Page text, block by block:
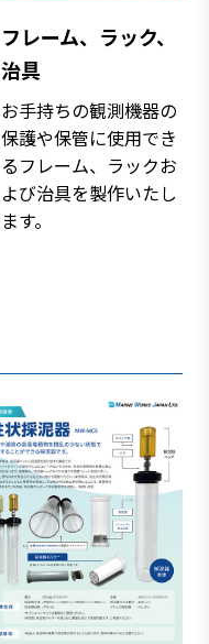
フレーム、ラック、
治具
お手持ちの観測機器の
保護や保管に使用でき
るフレーム、ラックお
よび治具を製作いたし
ます。